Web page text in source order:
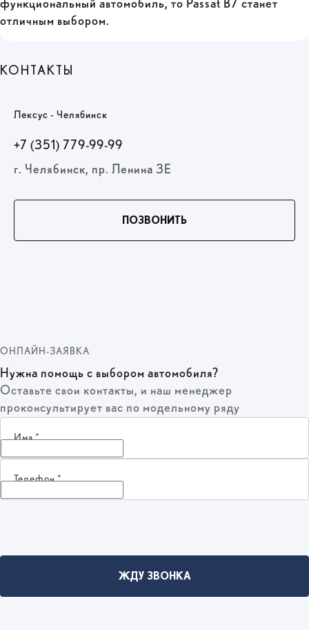
функциональный автомобиль, то Passat B7 станет
отличным выбором.
КОНТАКТЫ
Лексус - Челябинск
+7 (351) 779-99-99
г. Челябинск, пр. Ленина 3Е
ПОЗВОНИТЬ
ОНЛАЙН-ЗАЯВКА
Нужна помощь с выбором автомобиля?
Оставьте свои контакты, и наш менеджер
проконсультирует вас по модельному ряду
Имя*
Телефон*
ЖДУ ЗВОНКА